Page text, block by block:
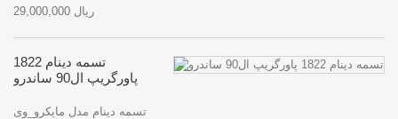
29,000,000 ریال
تسمه دینام 1822
پاورگریپ ال90 ساندرو
تسمه دینام مدل مایکرو_وی